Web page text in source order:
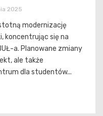
2025
modernizację
koncentrując się na
a. Planowane zmiany
ale także
dla studentów...